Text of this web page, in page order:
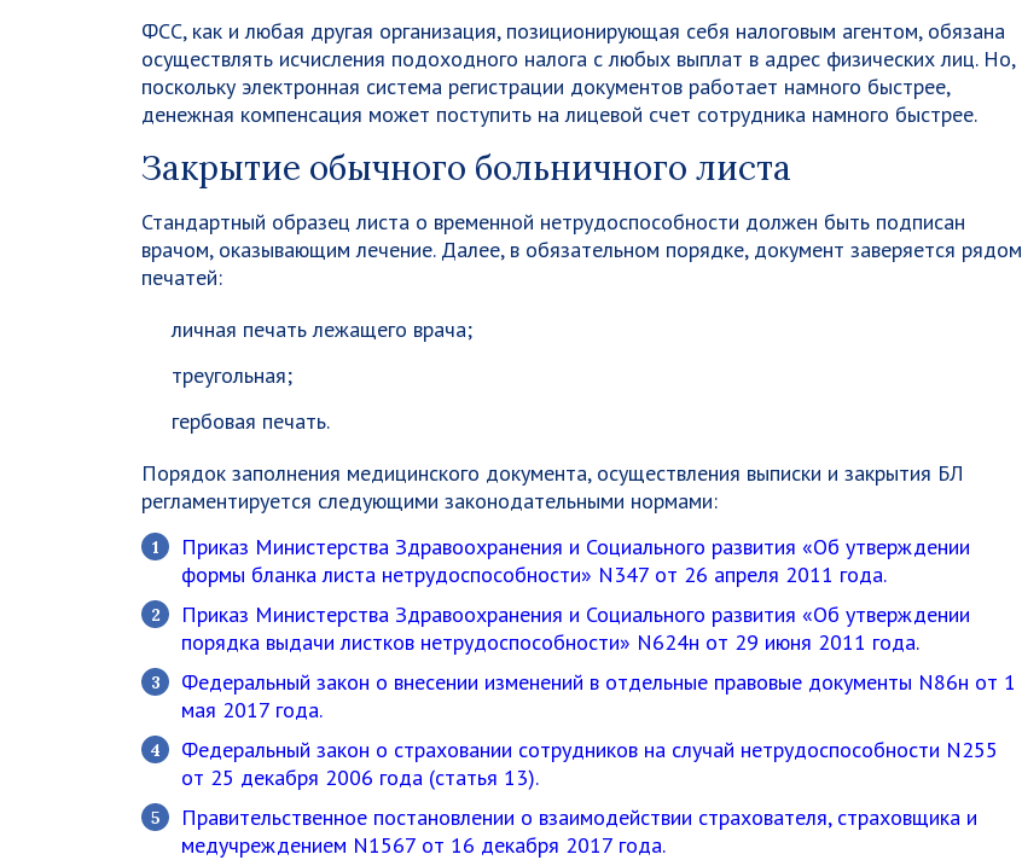
ФСС, как и любая другая организация, позиционирующая себя налоговым агентом, обязана
осуществлять исчисления подоходного налога с любых выплат в адрес физических лиц. Но,
поскольку электронная система регистрации документов работает намного быстрее,
денежная компенсация может поступить на лицевой счет сотрудника намного быстрее.
Закрытие обычного больничного листа
Стандартный образец листа о временной нетрудоспособности должен быть подписан
врачом, оказывающим лечение. Далее, в обязательном порядке, документ заверяется рядом
печатей:
личная печать лежащего врача;
треугольная;
гербовая печать.
Порядок заполнения медицинского документа, осуществления выписки и закрытия БЛ
регламентируется следующими законодательными нормами:
Приказ Министерства Здравоохранения и Социального развития «Об утверждении
формы бланка листа нетрудоспособности» N347 от 26 апреля 2011 года.
Приказ Министерства Здравоохранения и Социального развития «Об утверждении
порядка выдачи листков нетрудоспособности» N624н от 29 июня 2011 года.
Федеральный закон о внесении изменений в отдельные правовые документы N86н от 1
мая 2017 года.
Федеральный закон о страховании сотрудников на случай нетрудоспособности N255
от 25 декабря 2006 года (статья 13).
Правительственное постановлении о взаимодействии страхователя, страховщика и
медучреждением N1567 от 16 декабря 2017 года.